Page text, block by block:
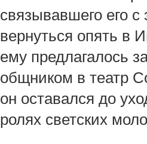
связывавшего его
вернуться опять в
ему предлагалось
общником в театр
он оставался до
ролях светских